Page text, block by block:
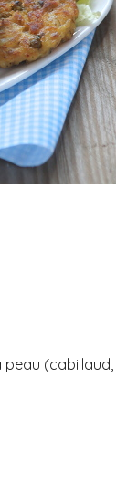
(cabillaud,